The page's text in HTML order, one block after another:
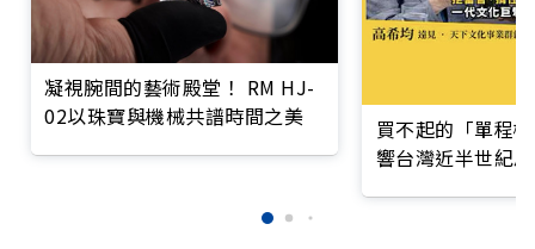
凝視腕間的藝術殿堂！ RM HJ-
02以珠寶與機械共譜時間之美
買不起的「單程
響台灣近半世紀